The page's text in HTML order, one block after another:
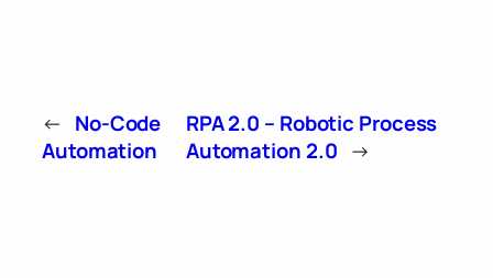
← No-Code
Automation
RPA 2.0 – Robotic Process
Automation 2.0 →